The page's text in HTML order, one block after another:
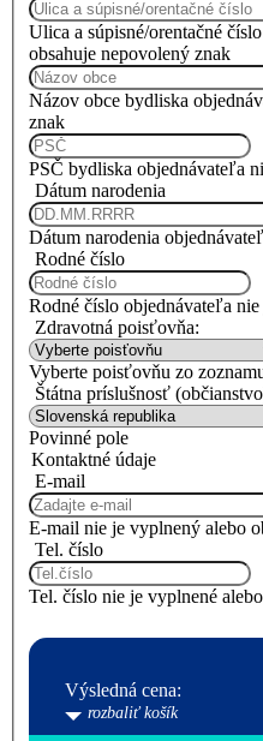
Ulica a súpisné/orentačné
obsahuje nepovolený znak
Názov obce bydliska
znak
PSČ bydliska objednávateľa
Dátum narodenia
Dátum narodenia
Rodné číslo
Rodné číslo objednávateľa
Zdravotná poisťovňa:
Vyberte poisťovňu zo
Štátna príslušnosť
Povinné pole
Kontaktné údaje
E-mail
E-mail nie je vyplnený alebo
Tel. číslo
Tel. číslo nie je vyplnené
Výsledná cena:
rozbaliť košík